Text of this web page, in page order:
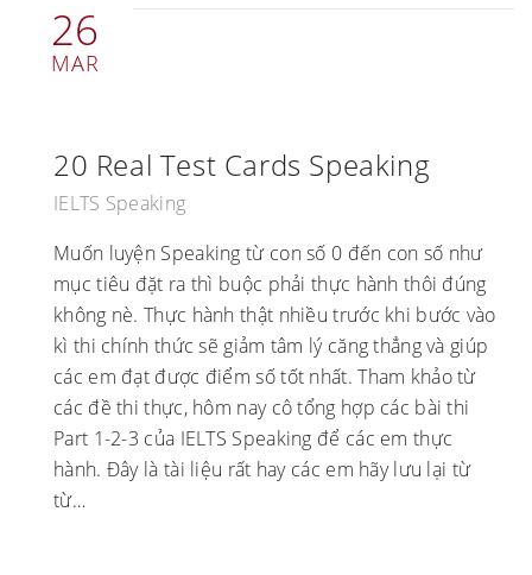
26
MAR
20 Real Test Cards Speaking
IELTS Speaking
Muốn luyện Speaking từ con số 0 đến con số như
mục tiêu đặt ra thì buộc phải thực hành thôi đúng
không nè. Thực hành thật nhiều trước khi bước vào
kì thi chính thức sẽ giảm tâm lý căng thẳng và giúp
các em đạt được điểm số tốt nhất. Tham khảo từ
các đề thi thực, hôm nay cô tổng hợp các bài thi
Part 1-2-3 của IELTS Speaking để các em thực
hành. Đây là tài liệu rất hay các em hãy lưu lại từ
từ…